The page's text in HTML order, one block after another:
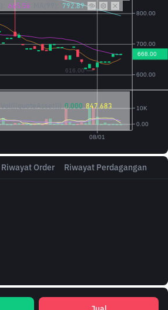
Riwayat Order Riwayat Perdagangan
665.56 792.89
Vol({{quoteAsset}}) 0.000 847.683